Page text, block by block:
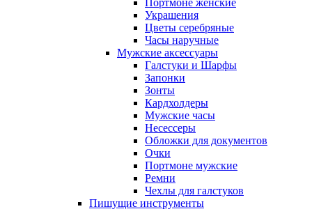
Портмоне женские
Украшения
Цветы серебряные
Часы наручные
Мужские аксессуары
Галстуки и Шарфы
Запонки
Зонты
Кардхолдеры
Мужские часы
Несессеры
Обложки для документов
Очки
Портмоне мужские
Ремни
Чехлы для галстуков
Пишущие инструменты